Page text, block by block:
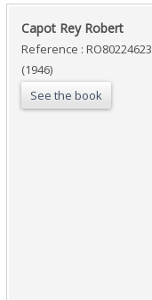
‎Capot Rey Robert‎
Reference : RO80224623
(1946)
See the book